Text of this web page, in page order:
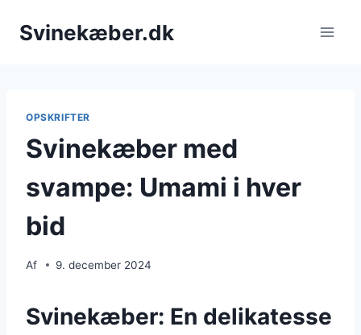
Svinekæber.dk
OPSKRIFTER
Svinekæber med
svampe: Umami i hver
bid
Af 9. december 2024
Svinekæber: En delikatesse